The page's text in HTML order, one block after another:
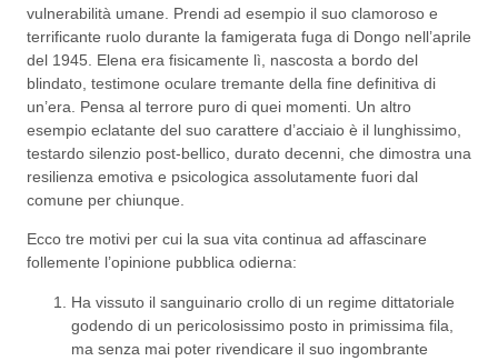
vulnerabilità umane. Prendi ad esempio il suo clamoroso e
terrificante ruolo durante la famigerata fuga di Dongo nell’aprile
del 1945. Elena era fisicamente lì, nascosta a bordo del
blindato, testimone oculare tremante della fine definitiva di
un’era. Pensa al terrore puro di quei momenti. Un altro
esempio eclatante del suo carattere d’acciaio è il lunghissimo,
testardo silenzio post-bellico, durato decenni, che dimostra una
resilienza emotiva e psicologica assolutamente fuori dal
comune per chiunque.
Ecco tre motivi per cui la sua vita continua ad affascinare
follemente l’opinione pubblica odierna:
Ha vissuto il sanguinario crollo di un regime dittatoriale
godendo di un pericolosissimo posto in primissima fila,
ma senza mai poter rivendicare il suo ingombrante